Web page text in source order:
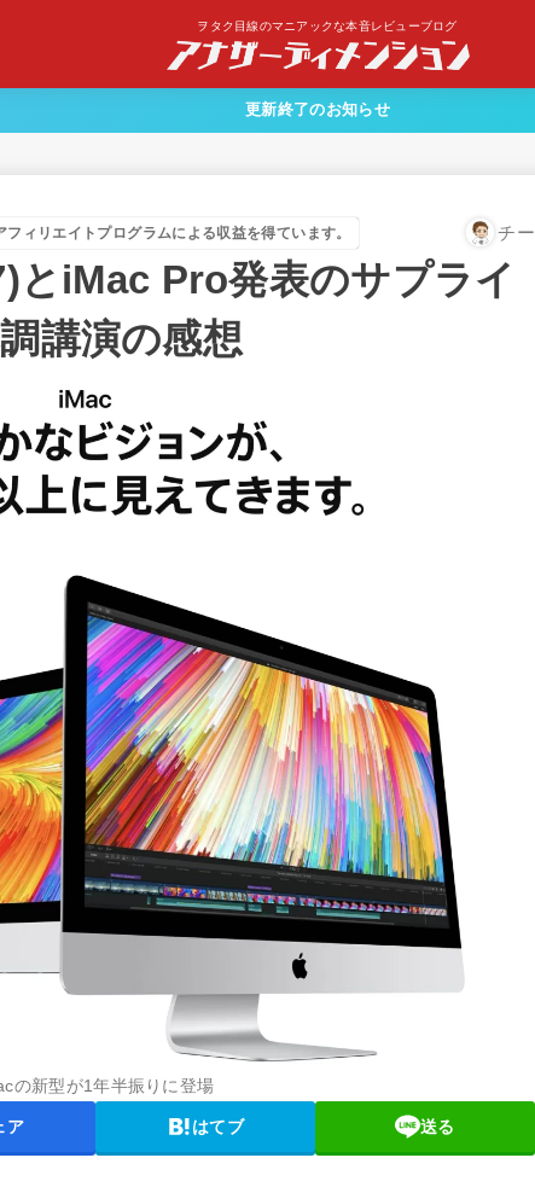
ヲタク目線のマニアックな本音レビューブログ
更新終了のお知らせ
フィリエイトプログラムによる収益を得ています。 チー
とiMac Pro発表のサプライ
講演の感想
の新型が1年半振りに登場
ア はてブ 送る